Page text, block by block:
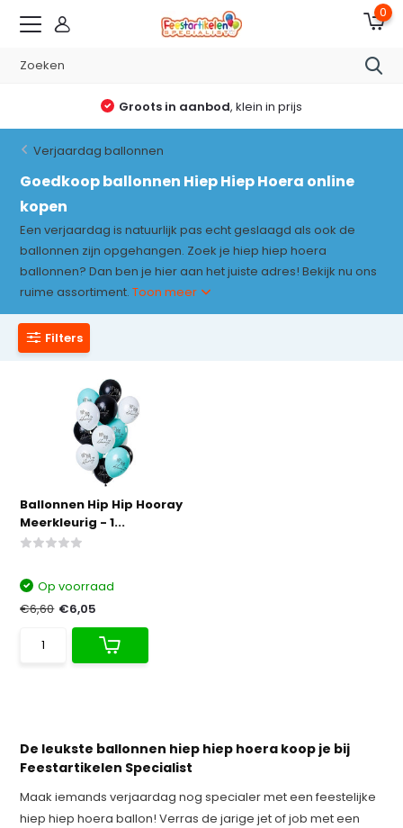
0
Groots in aanbod, klein in prijs
Verjaardag ballonnen
Goedkoop ballonnen Hiep Hiep Hoera online
kopen
Een verjaardag is natuurlijk pas echt geslaagd als ook de
ballonnen zijn opgehangen. Zoek je hiep hiep hoera
ballonnen? Dan ben je hier aan het juiste adres! Bekijk nu ons
ruime assortiment.Toon meer
Filters
Ballonnen Hip Hip Hooray
Meerkleurig - 1...
Op voorraad
€6,60 €6,05
De leukste ballonnen hiep hiep hoera koop je bij
Feestartikelen Specialist
Maak iemands verjaardag nog specialer met een feestelijke
hiep hiep hoera ballon! Verras de jarige jet of job met een